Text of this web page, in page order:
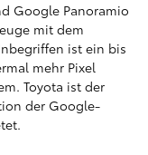
Google Panoramio
mit dem
ist ein bis
mehr Pixel
Toyota ist der
der Google-